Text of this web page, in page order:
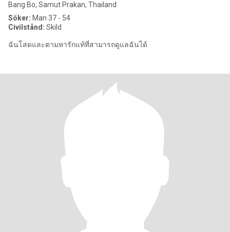
Bang Bo, Samut Prakan, Thailand
Söker: Man 37 - 54
Civilstånd: Skild
ฉันโสดและตามหารักแท้ที่สามารถดูแลฉันได้